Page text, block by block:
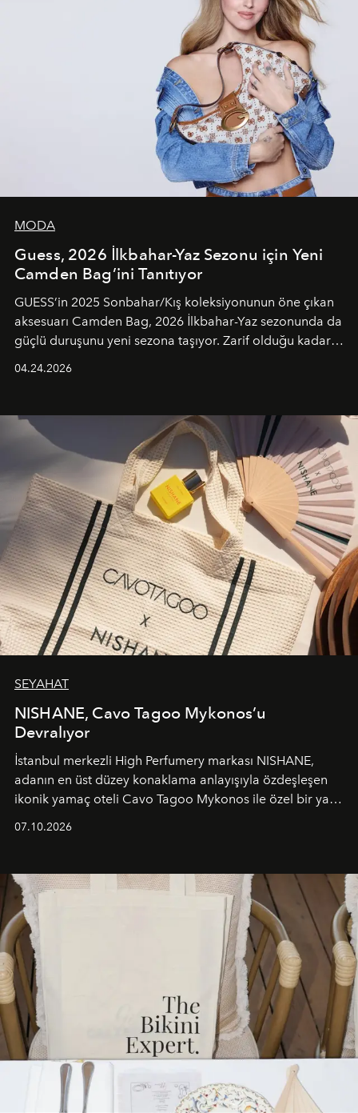
MODA
Guess, 2026 İlkbahar-Yaz Sezonu için Yeni
Camden Bag’ini Tanıtıyor
GUESS’in 2025 Sonbahar/Kış koleksiyonunun öne çıkan
aksesuarı Camden Bag, 2026 İlkbahar-Yaz sezonunda da
güçlü duruşunu yeni sezona taşıyor. Zarif olduğu kadar
04.24.2026
SEYAHAT
NISHANE, Cavo Tagoo Mykonos’u
Devralıyor
İstanbul merkezli High Perfumery markası NISHANE,
adanın en üst düzey konaklama anlayışıyla özdeşleşen
ikonik yamaç oteli Cavo Tagoo Mykonos ile özel bir yaz
buluşturarak markanın Cavo Tagoo’daki varlığını
sürükleyici ve mevsime özel bir deneyime dönüştürüyor.
07.10.2026